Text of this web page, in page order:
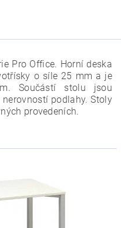
Pro Office. Horní deska
o síle 25 mm a je
Součástí stolu jsou
podlahy. Stoly
provedeních.